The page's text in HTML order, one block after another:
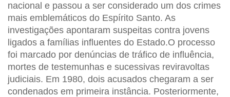
nacional e passou a ser considerado um dos crimes
mais emblemáticos do Espírito Santo. As
investigações apontaram suspeitas contra jovens
ligados a famílias influentes do Estado.O processo
foi marcado por denúncias de tráfico de influência,
mortes de testemunhas e sucessivas reviravoltas
judiciais. Em 1980, dois acusados chegaram a ser
condenados em primeira instância. Posteriormente,